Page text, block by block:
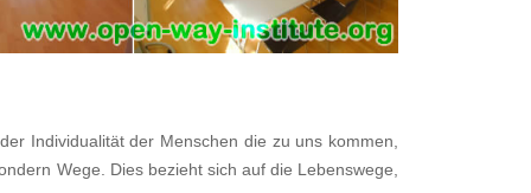
Individualität der Menschen die zu uns kommen,
Wege. Dies bezieht sich auf die Lebenswege,